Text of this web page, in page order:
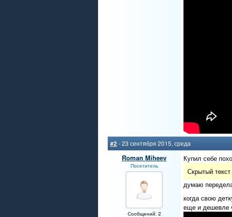
#2- 23 сентября 2015, среда
Roman Miheev
Посетитель
Сообщений: 2
Купил себе
Скрытый
думаю
когда свою
еще и дешевле